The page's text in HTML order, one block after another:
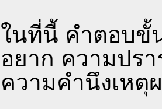
ในที่นี้ คำตอบขั้
อยาก ความปร
ความคำนึงเหตุ